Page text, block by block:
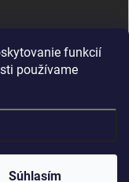
funkcií
používame
Súhlasím
otvorená v
až do odvolania.
Upraviť nastavenie